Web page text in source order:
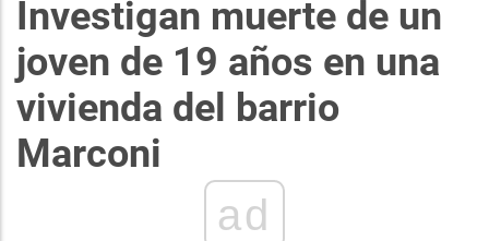
Investigan muerte de un
joven de 19 años en una
vivienda del barrio
Marconi
ad